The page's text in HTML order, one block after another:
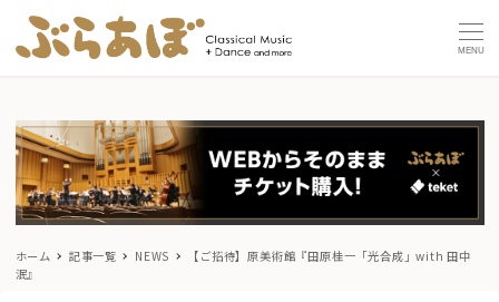
MENU
ホーム 記事一覧 NEWS
【ご招待】原美術館『田原桂一「光合成」with 田中
泯』